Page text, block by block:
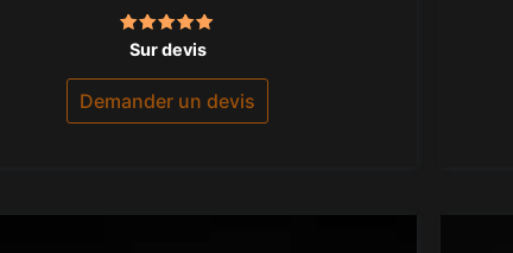
Note
5.00
sur 5
Sur devis
Demander un devis